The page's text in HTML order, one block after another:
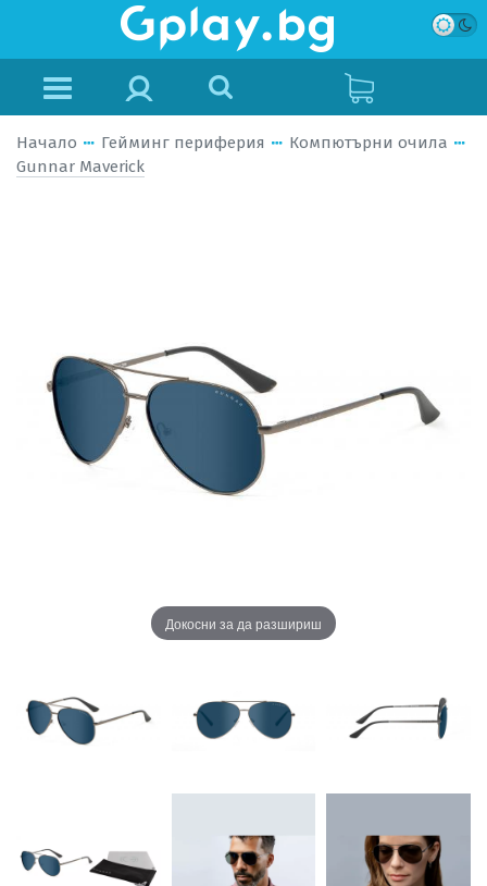
Начало Гейминг периферия
Компютърни очила
Gunnar Maverick
Докосни за да разшириш